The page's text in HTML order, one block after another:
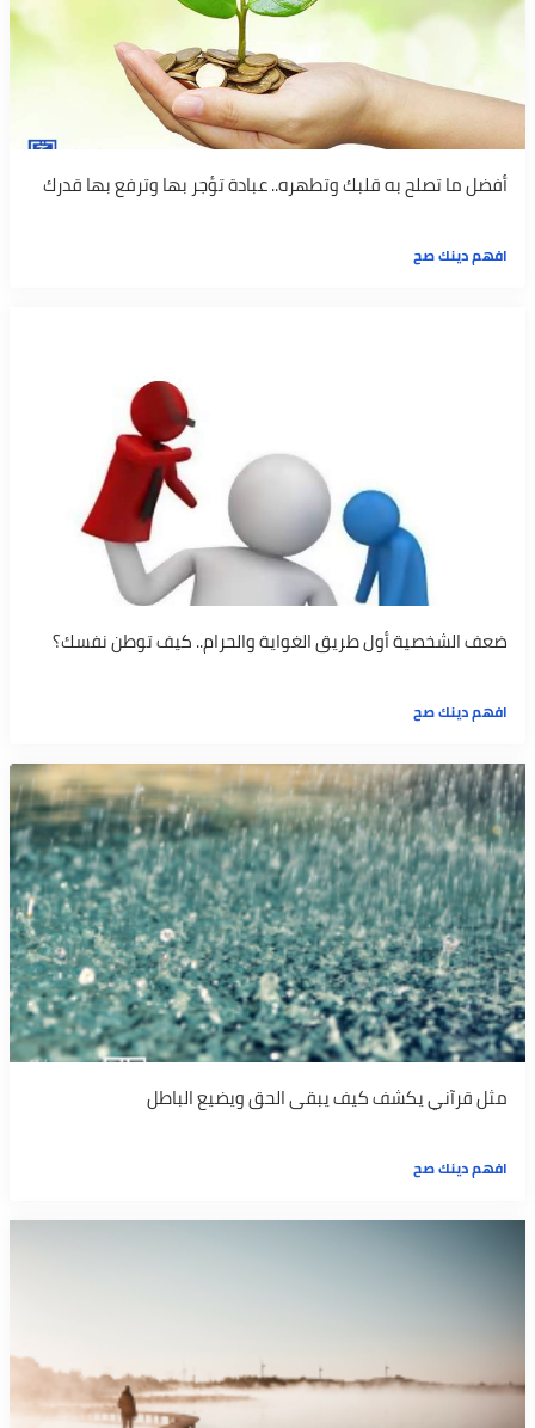
أفضل ما تصلح به قلبك وتطهره.. عبادة تؤجر بها وترفع بها قدرك
افهم دينك صح
ضعف الشخصية أول طريق الغواية والحرام.. كيف توطن نفسك؟
افهم دينك صح
مثل قرآني يكشف كيف يبقى الحق ويضيع الباطل
افهم دينك صح